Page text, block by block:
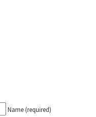
“Guerra contra a
contra a
Name (required)